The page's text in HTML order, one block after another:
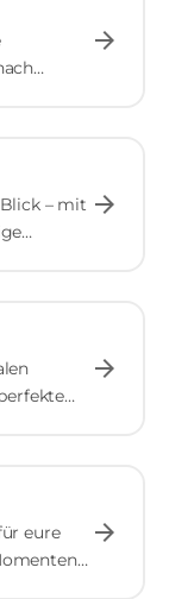
arrow_forward
– mit arrow_forward
arrow_forward
eure
arrow_forward